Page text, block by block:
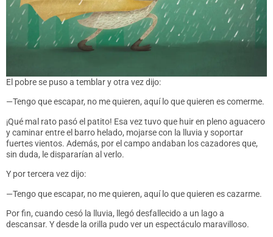
El pobre se puso a temblar y otra vez dijo:
—Tengo que escapar, no me quieren, aquí lo que quieren es comerme.
¡Qué mal rato pasó el patito! Esa vez tuvo que huir en pleno aguacero
y caminar entre el barro helado, mojarse con la lluvia y soportar
fuertes vientos. Además, por el campo andaban los cazadores que,
sin duda, le dispararían al verlo.
Y por tercera vez dijo:
—Tengo que escapar, no me quieren, aquí lo que quieren es cazarme.
Por fin, cuando cesó la lluvia, llegó desfallecido a un lago a
descansar. Y desde la orilla pudo ver un espectáculo maravilloso.